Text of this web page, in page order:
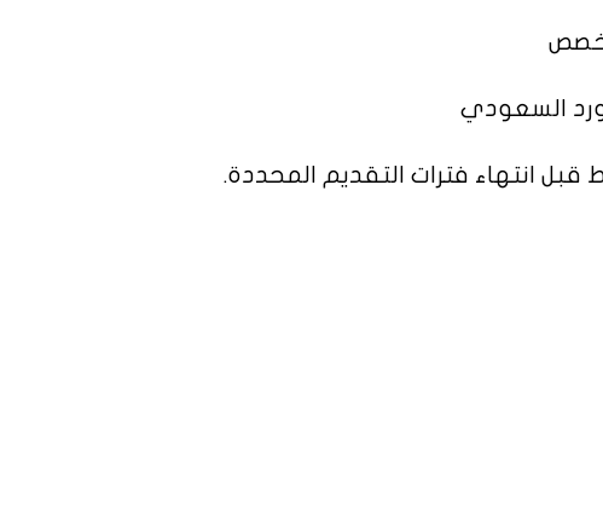
تخصص
السعودي
انتهاء فترات التقديم المحددة.